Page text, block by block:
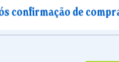
de compra